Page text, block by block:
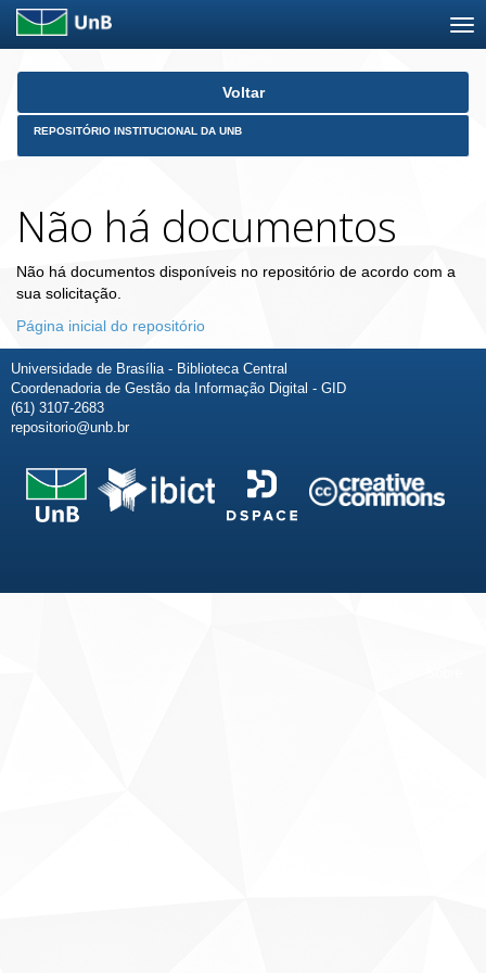
Skip
Voltar
REPOSITÓRIO INSTITUCIONAL DA UNB
Não há documentos
Não há documentos disponíveis no repositório de acordo com a
sua solicitação.
Página inicial do repositório
Universidade de Brasília - Biblioteca Central
Coordenadoria de Gestão da Informação Digital - GID
(61) 3107-2683
repositorio@unb.br